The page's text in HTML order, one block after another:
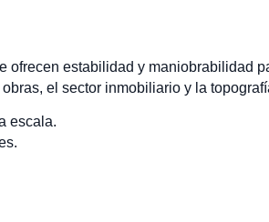
ofrecen estabilidad y maniobrabilidad
el sector inmobiliario y la
escala.